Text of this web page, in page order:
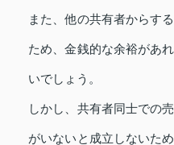
また、他の共有者からす
ため、金銭的な余裕があ
いでしょう。
しかし、共有者同士での
がいないと成立しないた